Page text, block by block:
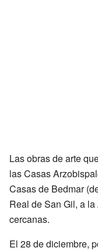
Las obras de arte
las Casas
Casas de Bedmar
Real de San Gil, a
cercanas.
El 28 de diciembre,